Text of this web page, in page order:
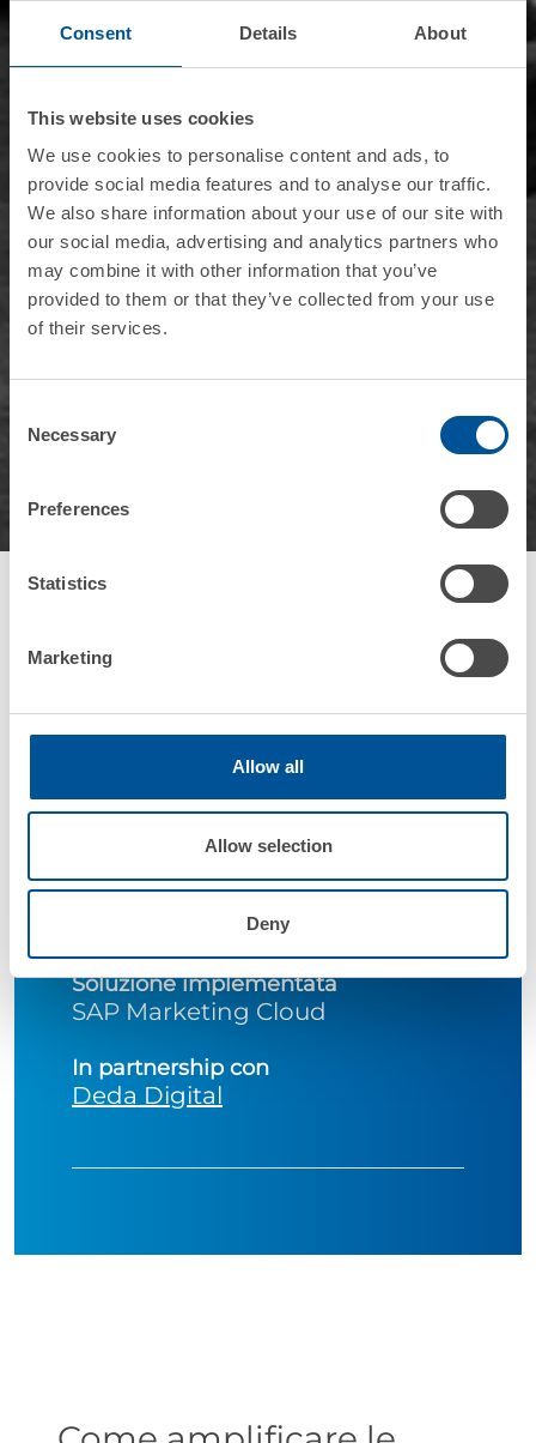
Consent Details About
This website uses cookies
We use cookies to personalise content and ads, to
provide social media features and to analyse our traffic.
We also share information about your use of our site with
our social media, advertising and analytics partners who
may combine it with other information that you’ve
provided to them or that they’ve collected from your use
of their services.
Selection
Necessary
Preferences
Statistics
Marketing
Allow all
Allow selection
Deny
Azienda
Magni Telescopic Handlers Srl
Settore
Manufacturing - Automotive
Soluzione implementata
SAP Marketing Cloud
In partnership con
Deda Digital